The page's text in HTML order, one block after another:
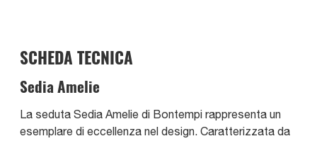
SCHEDA TECNICA
Sedia Amelie
La seduta Sedia Amelie di Bontempi rappresenta un
esemplare di eccellenza nel design. Caratterizzata da